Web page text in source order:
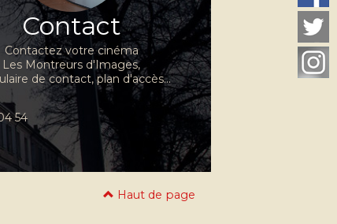
Contact
Contactez votre cinéma
Les Montreurs d'Images,
de contact, plan d'accès...
54
Haut de page